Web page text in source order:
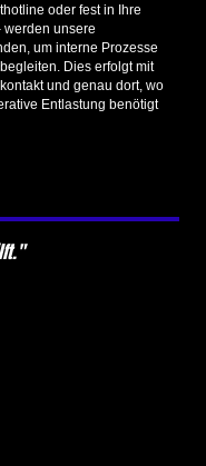
oder fest in Ihre
werden unsere
um interne Prozesse
Dies erfolgt mit
und genau dort, wo
Entlastung benötigt